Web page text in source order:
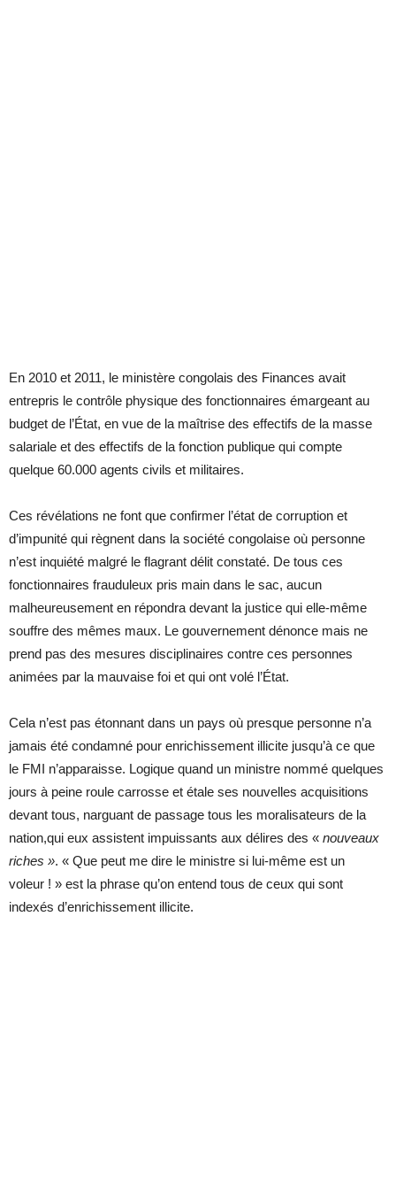
En 2010 et 2011, le ministère congolais des Finances avait
entrepris le contrôle physique des fonctionnaires émargeant au
budget de l’État, en vue de la maîtrise des effectifs de la masse
salariale et des effectifs de la fonction publique qui compte
quelque 60.000 agents civils et militaires.
Ces révélations ne font que confirmer l’état de corruption et
d’impunité qui règnent dans la société congolaise où personne
n’est inquiété malgré le flagrant délit constaté. De tous ces
fonctionnaires frauduleux pris main dans le sac, aucun
malheureusement en répondra devant la justice qui elle-même
souffre des mêmes maux. Le gouvernement dénonce mais ne
prend pas des mesures disciplinaires contre ces personnes
animées par la mauvaise foi et qui ont volé l’État.
Cela n’est pas étonnant dans un pays où presque personne n’a
jamais été condamné pour enrichissement illicite jusqu’à ce que
le FMI n’apparaisse. Logique quand un ministre nommé quelques
jours à peine roule carrosse et étale ses nouvelles acquisitions
devant tous, narguant de passage tous les moralisateurs de la
nation,qui eux assistent impuissants aux délires des « nouveaux
riches ». « Que peut me dire le ministre si lui-même est un
voleur ! » est la phrase qu’on entend tous de ceux qui sont
indexés d’enrichissement illicite.